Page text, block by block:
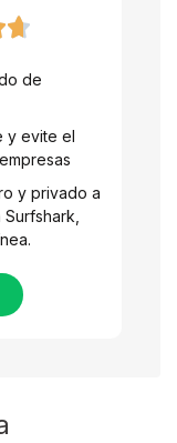

de
y evite el
y privado a